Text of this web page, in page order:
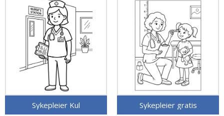
Sykepleier Kul Sykepleier gratis